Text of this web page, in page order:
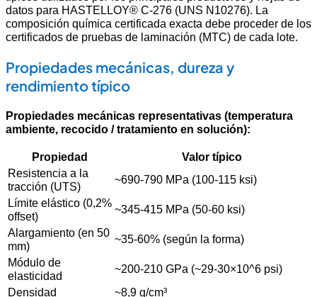
datos para HASTELLOY® C-276 (UNS N10276). La
composición química certificada exacta debe proceder de los
certificados de pruebas de laminación (MTC) de cada lote.
Propiedades mecánicas, dureza y
rendimiento típico
Propiedades mecánicas representativas (temperatura
ambiente, recocido / tratamiento en solución):
Propiedad
Valor típico
Resistencia a la
tracción (UTS)
~690-790 MPa (100-115 ksi)
Límite elástico (0,2%
offset)
~345-415 MPa (50-60 ksi)
Alargamiento (en 50
mm)
~35-60% (según la forma)
Módulo de
elasticidad
~200-210 GPa (~29-30×10^6 psi)
Densidad
~8,9 g/cm³